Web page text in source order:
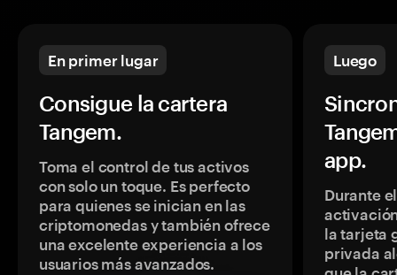
En primer lugar
Consigue la cartera
Tangem.
Toma el control de tus activos
con solo un toque. Es perfecto
para quienes se inician en las
criptomonedas y también ofrece
una excelente experiencia a los
usuarios más avanzados.
Luego
app.
Durante
la tarjeta
privada